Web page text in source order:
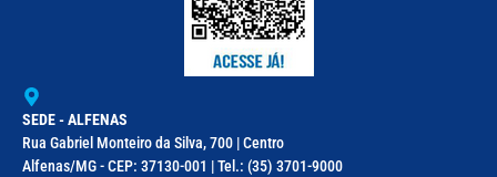
SEDE - ALFENAS
Rua Gabriel Monteiro da Silva, 700 | Centro
Alfenas/MG - CEP: 37130-001 | Tel.: (35) 3701-9000